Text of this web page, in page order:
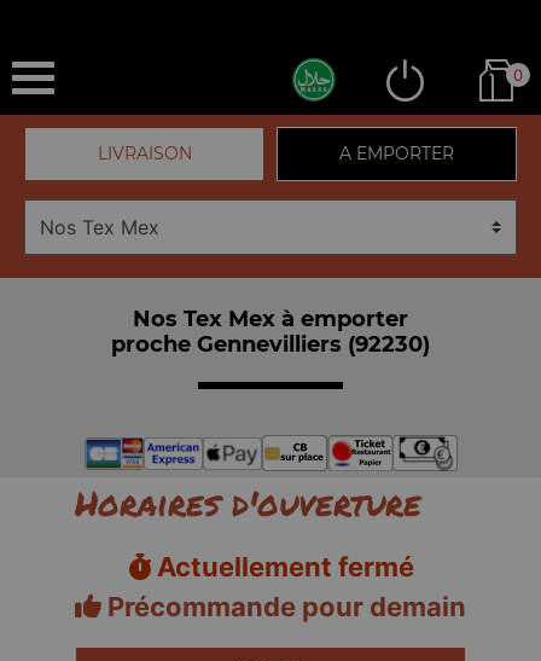
0
LIVRAISON A EMPORTER
Nos Tex Mex à emporter
proche Gennevilliers (92230)
Horaires d'ouverture
Actuellement fermé
Précommande pour demain